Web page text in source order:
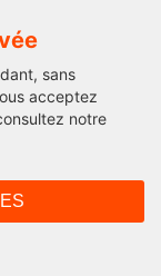
sans
acceptez
notre
et